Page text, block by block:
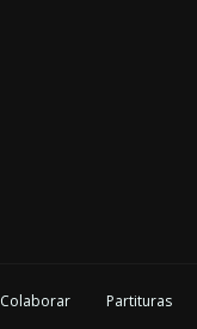
Colaborar Partituras